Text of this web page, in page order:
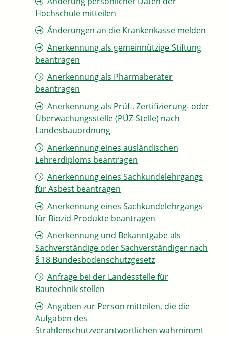
Hochschule mitteilen
Änderungen an die Krankenkasse melden
Anerkennung als gemeinnützige Stiftung
beantragen
Anerkennung als Pharmaberater
beantragen
Anerkennung als Prüf-, Zertifizierung- oder
Überwachungsstelle (PÜZ-Stelle) nach
Landesbauordnung
Anerkennung eines ausländischen
Lehrerdiploms beantragen
Anerkennung eines Sachkundelehrgangs
für Asbest beantragen
Anerkennung eines Sachkundelehrgangs
für Biozid-Produkte beantragen
Anerkennung und Bekanntgabe als
Sachverständige oder Sachverständiger nach
§ 18 Bundesbodenschutzgesetz
Anfrage bei der Landesstelle für
Bautechnik stellen
Angaben zur Person mitteilen, die die
Aufgaben des
Strahlenschutzverantwortlichen wahrnimmt